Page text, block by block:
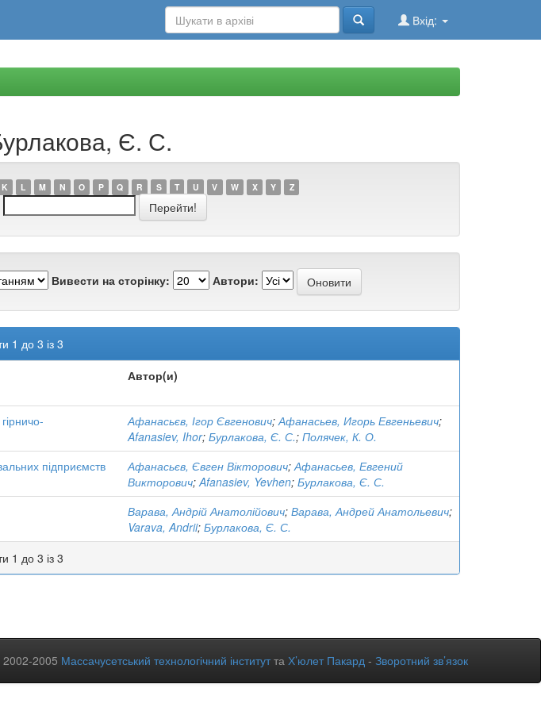
Вхід:
Є. С.
K L M N O P Q R S T U V W X Y Z
Вивести на сторінку: Автори:
1 до 3 із 3
Автор(и)
Афанасьєв, Ігор Євгенович;Афанасьев, Игорь Евгеньевич;
Afanasiev, Ihor; Бурлакова, Є. С.; Полячек, К. О.
підприємств Афанасьєв, Євген Вікторович;Афанасьев, Евгений
Викторович;Afanasiev, Yevhen; Бурлакова, Є. С.
Варава, Андрій Анатолійович; Варава, Андрей Анатольевич;
Varava, Andrii; Бурлакова, Є. С.
1 до 3 із 3
2002-2005 Массачусетський технологічний інститутта Х’юлет Пакард - Зворотний зв’язок